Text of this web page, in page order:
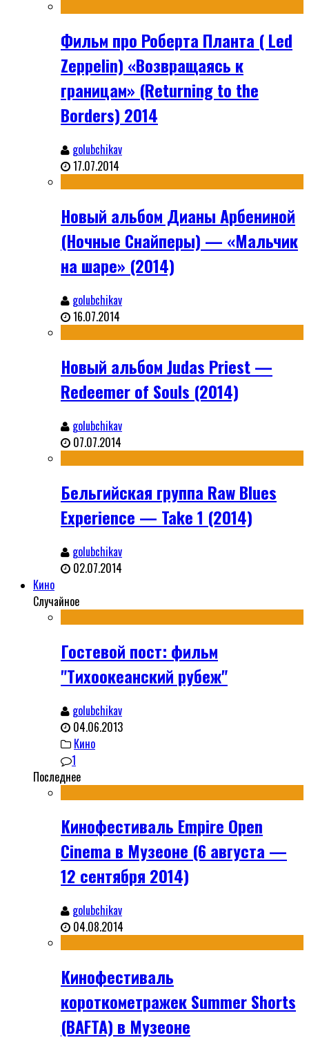
Фильм про Роберта Планта ( Led
Zeppelin) «Возвращаясь к
границам» (Returning to the
Borders) 2014
golubchikav
17.07.2014
Новый альбом Дианы Арбениной
(Ночные Снайперы) — «Мальчик
на шаре» (2014)
golubchikav
16.07.2014
Новый альбом Judas Priest —
Redeemer of Souls (2014)
golubchikav
07.07.2014
Бельгийская группа Raw Blues
Experience — Take 1 (2014)
golubchikav
02.07.2014
Кино
Случайное
Гостевой пост: фильм
"Тихоокеанский рубеж"
golubchikav
04.06.2013
Кино
1
Последнее
Кинофестиваль Empire Open
Cinema в Музеоне (6 августа —
12 сентября 2014)
golubchikav
04.08.2014
Кинофестиваль
короткометражек Summer Shorts
(BAFTA) в Музеоне